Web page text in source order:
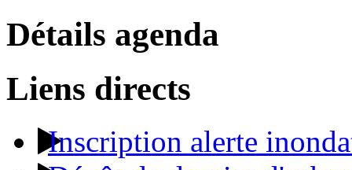
Détails agenda
Liens directs
Inscription alerte